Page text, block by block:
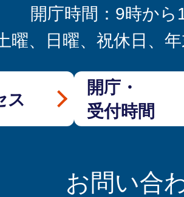
開庁時間：9時から
曜、日曜、祝休日、
ス
開庁・
受付時間
お問い合